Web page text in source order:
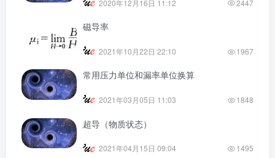
2020年12月16日 11:12 2447
磁导率
2021年10月22日 22:10 1967
常用压力单位和漏率单位换算
2021年03月05日 11:03 1848
超导（物质状态）
2021年04月15日 09:04 1495